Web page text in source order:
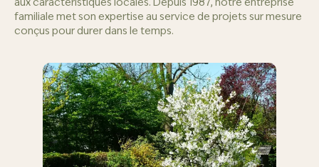
familiale met son expertise au service de projets sur mesure
conçus pour durer dans le temps.